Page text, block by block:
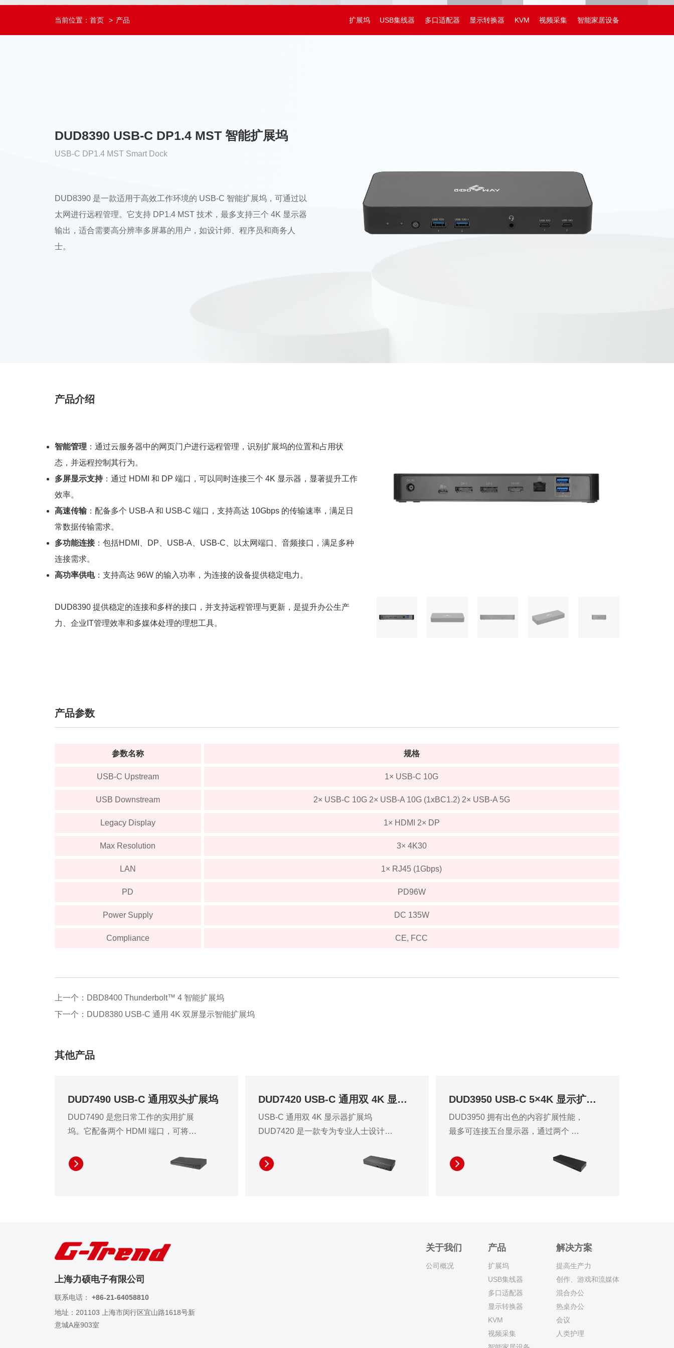
当前位置：首页 产品 扩展坞 USB集线器 多口适配器 显示转换器 KVM 视频采集 智能家居设备
DUD8390 USB-C DP1.4 MST 智能扩展坞
USB-C DP1.4 MST Smart Dock
DUD8390 是一款适用于高效工作环境的 USB-C 智能扩展坞，可通过以
太网进行远程管理。它支持 DP1.4 MST 技术，最多支持三个 4K 显示器
输出，适合需要高分辨率多屏幕的用户，如设计师、程序员和商务人
士。
产品介绍
智能管理 ：通过云服务器中的网页门户进行远程管理，识别扩展坞的位置和占用状
态，并远程控制其行为。
多屏显示支持：通过 HDMI 和 DP 端口，可以同时连接三个 4K 显示器，显著提升工作
效率。
高速传输：配备多个 USB-A 和 USB-C 端口，支持高达 10Gbps 的传输速率，满足日
常数据传输需求。
多功能连接：包括HDMI、DP、USB-A、USB-C、以太网端口、音频接口，满足多种
连接需求。
高功率供电：支持高达 96W 的输入功率，为连接的设备提供稳定电力。
DUD8390 提供稳定的连接和多样的接口，并支持远程管理与更新，是提升办公生产
力、企业IT管理效率和多媒体处理的理想工具。
产品参数
参数名称 规格
USB-C Upstream 1× USB-C 10G
USB Downstream 2× USB-C 10G 2× USB-A 10G (1xBC1.2) 2× USB-A 5G
Legacy Display 1× HDMI 2× DP
Max Resolution 3× 4K30
LAN 1× RJ45 (1Gbps)
PD PD96W
Power Supply DC 135W
Compliance CE, FCC
上一个：DBD8400 Thunderbolt™ 4 智能扩展坞
下一个：DUD8380 USB-C 通用 4K 双屏显示智能扩展坞
其他产品
DUD7490 USB-C 通用双头扩展坞
DUD7490 是您日常工作的实用扩展
坞。它配备两个 HDMI 端口，可将您
示器或一台 QHD 分辨率显示器。它同
时提供高达 96W 的笔记本电脑充电功
USB 设备。其内置的以太网 RJ45 连
接器和音频插孔进一步提升了工作场
力，DUD7490 是大多数办公环境中提
高生产力和性能的可靠解决方案。
DUD7420 USB-C 通用双 4K 显示器扩展坞
USB-C 通用双 4K 显示器扩展坞
DUD7420 是一款专为专业人士设计的
和稳定的高分辨率显示输出，可显著
提升工作效率。用户只需一个 USB-C
DUD3950 USB-C 5×4K 显示扩展坞
DUD3950 拥有出色的内容扩展性能，
最多可连接五台显示器，通过两个 DP
4K60Hz 的分辨率，并通过多功能视
频接口显著提升工作效率和便捷性。
USB 外设连接，配备四个 USB-A 端
RJ45 连接器和音频插孔可确保可靠的
工作场所设置。DUD3950 是管理多任
上海力硕电子有限公司
联系电话：+86-21-64058810
地址：201103 上海市闵行区宜山路1618号新
意城A座903室
关于我们
公司概况
产品
扩展坞
USB集线器
多口适配器
显示转换器
KVM
视频采集
解决方案
提高生产力
创作、游戏和流媒体
混合办公
热桌办公
会议
人类护理